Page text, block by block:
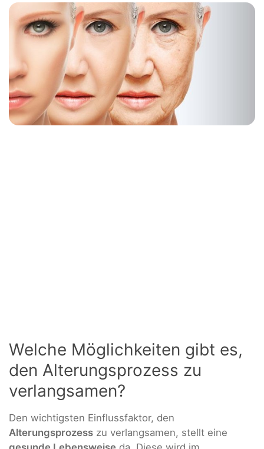
Welche Möglichkeiten gibt es,
den Alterungsprozess zu
verlangsamen?
Den wichtigsten Einflussfaktor, den
Alterungsprozess zu verlangsamen, stellt eine